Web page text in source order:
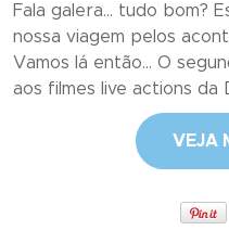
Fala galera... tudo bom?
nossa viagem pelos
Vamos lá então... O
aos filmes live actions da
VEJA